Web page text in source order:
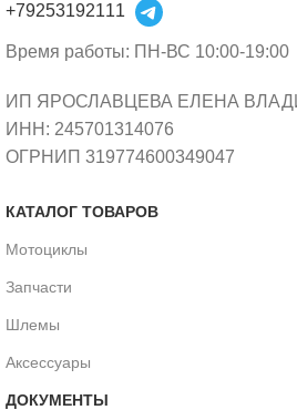
+79253192111
Время работы: ПН-ВС 10:00-19:00
ИП ЯРОСЛАВЦЕВА ЕЛЕНА
ИНН: 245701314076
ОГРНИП 319774600349047
КАТАЛОГ ТОВАРОВ
Мотоциклы
Запчасти
Шлемы
Аксессуары
ДОКУМЕНТЫ